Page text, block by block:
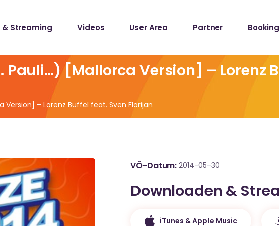
& Streaming Videos User Area Partner Booking
[Mallorca Version] – Lorenz
– Lorenz Büffel feat. Sven Florijan
VÖ-Datum 2014-05-30
Downloaden &
iTunes & Apple Music